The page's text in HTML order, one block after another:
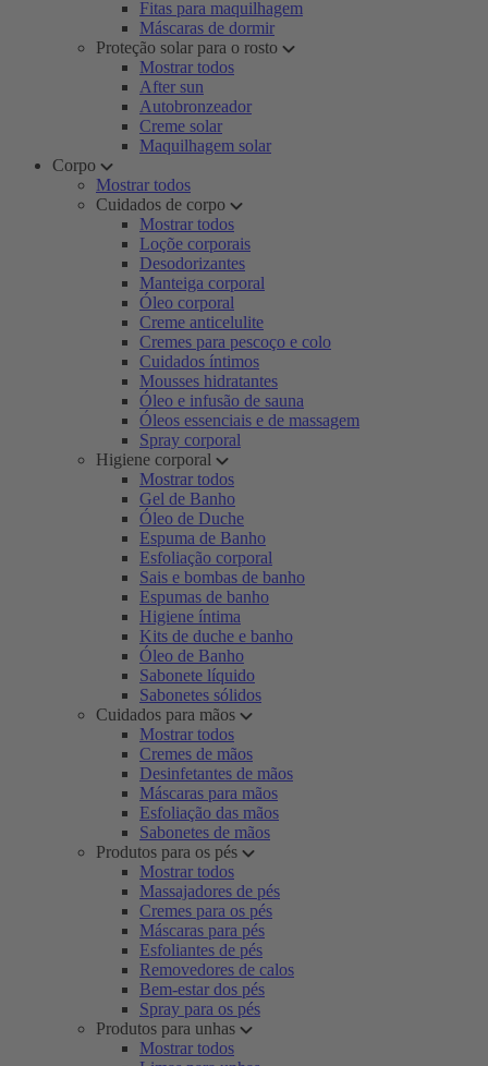
Fitas para maquilhagem
Máscaras de dormir
Proteção solar para o rosto
Mostrar todos
After sun
Autobronzeador
Creme solar
Maquilhagem solar
Corpo
Mostrar todos
Cuidados de corpo
Mostrar todos
Loçõe corporais
Desodorizantes
Manteiga corporal
Óleo corporal
Creme anticelulite
Cremes para pescoço e colo
Cuidados íntimos
Mousses hidratantes
Óleo e infusão de sauna
Óleos essenciais e de massagem
Spray corporal
Higiene corporal
Mostrar todos
Gel de Banho
Óleo de Duche
Espuma de Banho
Esfoliação corporal
Sais e bombas de banho
Espumas de banho
Higiene íntima
Kits de duche e banho
Óleo de Banho
Sabonete líquido
Sabonetes sólidos
Cuidados para mãos
Mostrar todos
Cremes de mãos
Desinfetantes de mãos
Máscaras para mãos
Esfoliação das mãos
Sabonetes de mãos
Produtos para os pés
Mostrar todos
Massajadores de pés
Cremes para os pés
Máscaras para pés
Esfoliantes de pés
Removedores de calos
Bem-estar dos pés
Spray para os pés
Produtos para unhas
Mostrar todos